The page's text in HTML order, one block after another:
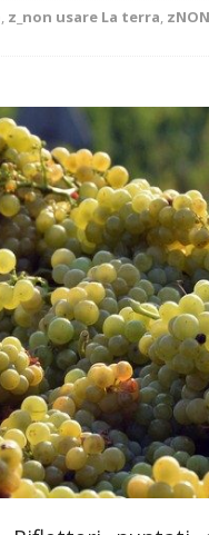
] Alba: lunedì 10 agosto tornano
Gorzegno: 24 giovani al
Banca di Asti, utile a 26,7
ALTRE NOTIZIE
, z_non usare La terra,